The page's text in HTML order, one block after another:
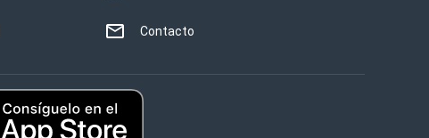
Contacto